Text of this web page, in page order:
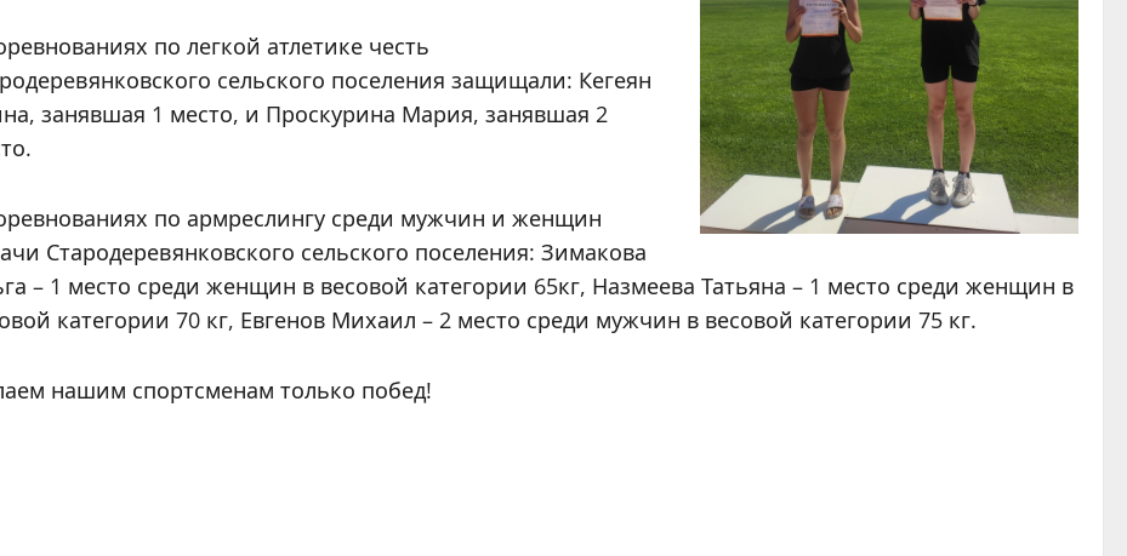
по легкой атлетике честь
сельского поселения защищали: Кегеян
занявшая 1 место, и Проскурина Мария, занявшая 2
по армреслингу среди мужчин и женщин
Стародеревянковского сельского поселения: Зимакова
– 1 место среди женщин в весовой категории 65кг, Назмеева Татьяна – 1 место среди женщин в
категории 70 кг, Евгенов Михаил – 2 место среди мужчин в весовой категории 75 кг.
нашим спортсменам только побед!